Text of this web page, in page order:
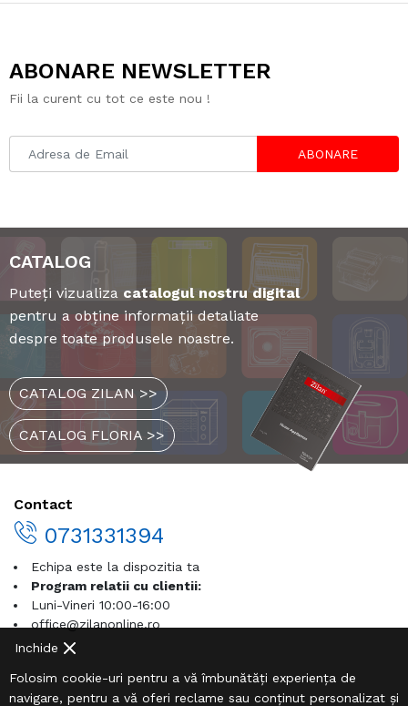
ABONARE NEWSLETTER
Fii la curent cu tot ce este nou !
ABONARE
CATALOG
Puteți vizualiza catalogul nostru digital
pentru a obține informații detaliate
despre toate produsele noastre.
CATALOG ZILAN >>
CATALOG FLORIA >>
Contact
0731331394
Echipa este la dispozitia ta
Program relatii cu clientii:
Luni-Vineri 10:00-16:00
office@zilanonline.ro
Inchide
Folosim cookie-uri pentru a vă îmbunătăți experiența de
navigare, pentru a vă oferi reclame sau conținut personalizat și